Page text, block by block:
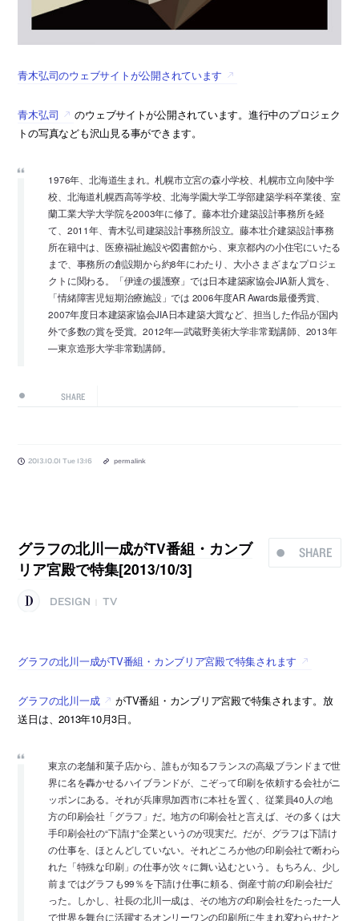
青木弘司のウェブサイトが公開されています
青木弘司
のウェブサイトが公開されています。進行中のプロジェク
トの写真なども沢山見る事ができます。
1976年、北海道生まれ。札幌市立宮の森小学校、札幌市立向陵中学
校、北海道札幌西高等学校、北海学園大学工学部建築学科卒業後、室
蘭工業大学大学院を2003年に修了。藤本壮介建築設計事務所を経
て、2011年、青木弘司建築設計事務所設立。藤本壮介建築設計事務
所在籍中は、医療福祉施設や図書館から、東京都内の小住宅にいたる
まで、事務所の創設期から約8年にわたり、大小さまざまなプロジェ
クトに関わる。「伊達の援護寮」では日本建築家協会JIA新人賞を、
「情緒障害児短期治療施設」では 2006年度AR Awards最優秀賞、
2007年度日本建築家協会JIA日本建築大賞など、担当した作品が国内
外で多数の賞を受賞。2012年—武蔵野美術大学非常勤講師、2013年
—東京造形大学非常勤講師。
SHARE
2013.10.01 Tue 13:16 permalink
SHARE
グラフの北川一成がTV番組・カンブ
リア宮殿で特集[2013/10/3]
DESIGN TV
グラフの北川一成がTV番組・カンブリア宮殿で特集されます
グラフの北川一成
がTV番組・カンブリア宮殿で特集されます。放
送日は、2013年10月3日。
東京の老舗和菓子店から、誰もが知るフランスの高級ブランドまで世
界に名を轟かせるハイブランドが、こぞって印刷を依頼する会社がニ
ッポンにある。それが兵庫県加西市に本社を置く、従業員40人の地
方の印刷会社「グラフ」だ。地方の印刷会社と言えば、その多くは大
手印刷会社の“下請け”企業というのが現実だ。だが、グラフは下請け
の仕事を、ほとんどしていない。それどころか他の印刷会社で断わら
れた「特殊な印刷」の仕事が次々に舞い込むという。もちろん、少し
前まではグラフも99％を下請け仕事に頼る、倒産寸前の印刷会社だ
った。しかし、社長の北川一成は、その地方の印刷会社をたった一人
で世界を舞台に活躍するオンリーワンの印刷所に生まれ変わらせたと